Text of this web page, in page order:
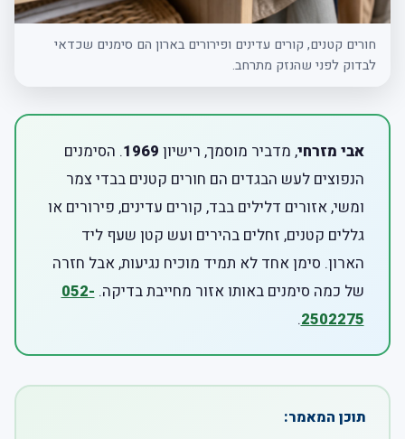
חורים קטנים, קורים עדינים ופירורים בארון הם סימנים שכדאי
לבדוק לפני שהנזק מתרחב.
אבי מזרחי, מדביר מוסמך, רישיון 1969. הסימנים
הנפוצים לעש הבגדים הם חורים קטנים בבדי צמר
ומשי, אזורים דלילים בבד, קורים עדינים, פירורים או
גללים קטנים, זחלים בהירים ועש קטן שעף ליד
הארון. סימן אחד לא תמיד מוכיח נגיעות, אבל חזרה
של כמה סימנים באותו אזור מחייבת בדיקה. 052-
2502275
.
תוכן המאמר: